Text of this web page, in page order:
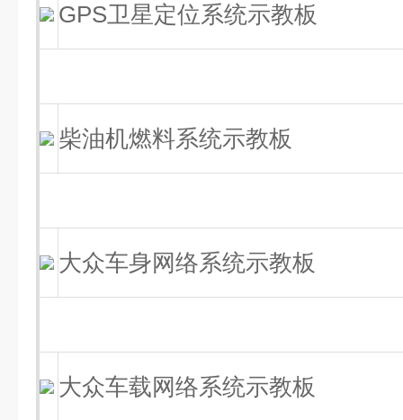
GPS卫星定位系统示教板
柴油机燃料系统示教板
大众车身网络系统示教板
大众车载网络系统示教板